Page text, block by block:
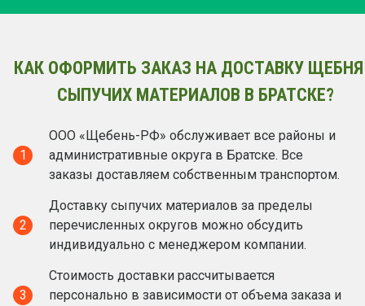
КАК ОФОРМИТЬ ЗАКАЗ НА ДОСТАВКУ
СЫПУЧИХ МАТЕРИАЛОВ В БРАТСКЕ?
1
ООО «Щебень-РФ» обслуживает все районы и
административные округа в Братске. Все
заказы доставляем собственным транспортом.
2
Доставку сыпучих материалов за пределы
перечисленных округов можно обсудить
индивидуально с менеджером компании.
3
Стоимость доставки рассчитывается
персонально в зависимости от объема заказа и